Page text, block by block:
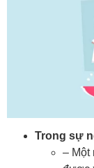
Trong sự
– Một